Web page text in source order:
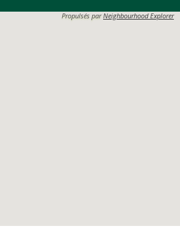
Propulsés parNeighbourhood Explorer